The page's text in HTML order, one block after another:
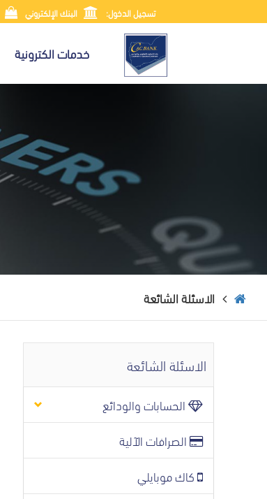
تسجيل الدخول: البنك الإلكتروني
خدمات الكترونية
الاسئلة الشائعة
الاسئلة الشائعة
الحسابات والودائع
الصرافات الآلية
كاك موبايلي